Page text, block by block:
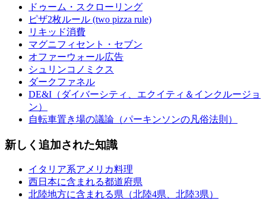
ドゥーム・スクローリング
ピザ2枚ルール (two pizza rule)
リキッド消費
マグニフィセント・セブン
オファーウォール広告
シュリンコノミクス
ダークファネル
DE&I（ダイバーシティ、エクイティ＆インクルージョ
ン）
自転車置き場の議論（パーキンソンの凡俗法則）
新しく追加された知識
イタリア系アメリカ料理
西日本に含まれる都道府県
北陸地方に含まれる県（北陸4県、北陸3県）